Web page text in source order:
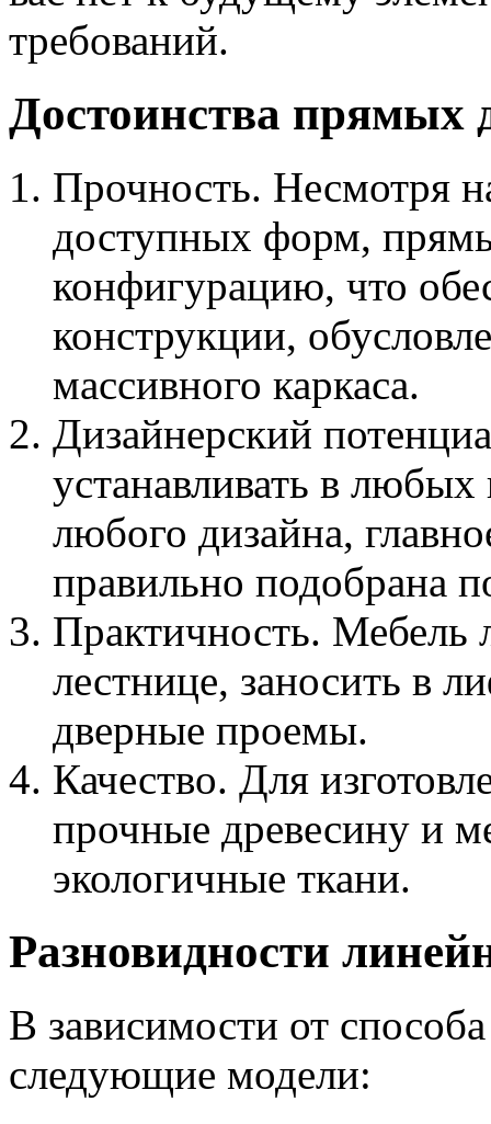
требований.
Достоинства прямых
Прочность. Несмотря
доступных форм,
конфигурацию, что
конструкции,
массивного каркаса.
Дизайнерский
устанавливать в
любого дизайна,
правильно подобрана
Практичность. Мебель
лестнице, заносить в
дверные проемы.
Качество. Для
прочные древесину и
экологичные ткани.
Разновидности
В зависимости от
следующие модели: